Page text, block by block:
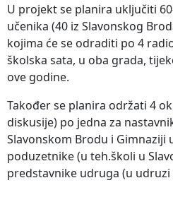
U projekt se planira uključiti
učenika (40 iz Slavonskog
kojima će se odraditi po 4
školska sata, u oba grada,
ove godine.
Također se planira održati 4
diskusije) po jedna za
Slavonskom Brodu i Gimnaziji
poduzetnike (u teh.školi u
predstavnike udruga (u